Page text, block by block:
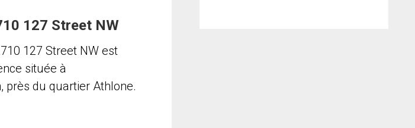
127 Street NW
127 Street NW est
située à
près du quartier Athlone.